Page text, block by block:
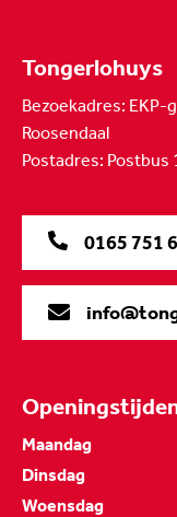
Tongerlohuys
Bezoekadres: EKP-
Roosendaal
Postadres: Postbus
0165 751
Maandag
Dinsdag
Woensdag